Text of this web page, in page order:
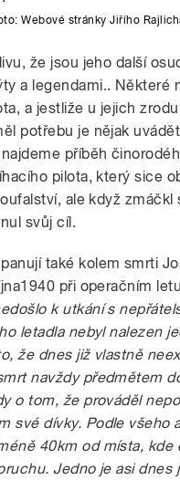
Webové stránky Jiřího
že jsou jeho další
a legendami.. Některé
a jestliže u jejich
potřebu je nějak
příběh
pilota, který sice
ale když zmáčkl
svůj cíl.
také kolem smrti
při operačním
k utkání s
letadla nebyl nalezen
že dnes již vlastně
navždy předmětem
o tom, že prováděl
své dívky. Podle všeho
40km od místa, kde
Jedno je asi dnes